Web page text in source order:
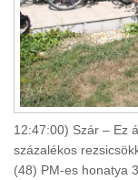
12:47:00) Szár – Ez
százalékos
(48) PM-es honatya